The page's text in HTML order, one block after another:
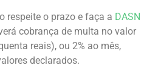
respeite o prazo e faça a DASN
cobrança de multa no valor
reais), ou 2% ao mês,
declarados.